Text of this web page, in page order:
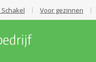
Voor gezinnen